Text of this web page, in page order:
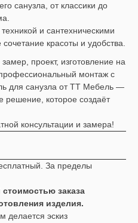
санузла, от классики до
и сантехническими
красоты и удобства.
проект, изготовление на
монтаж с
для санузла от ТТ Мебель —
решение, которое создаёт
консультации и замера!
За пределы
заказа
изделия.
делается эскиз